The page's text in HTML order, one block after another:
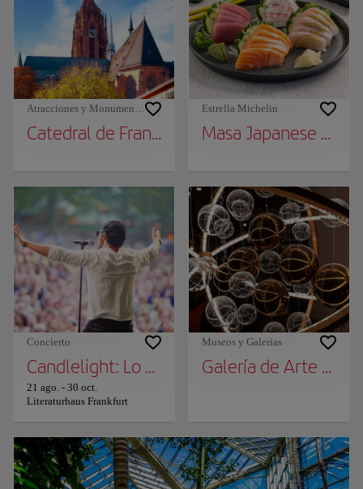
Atracciones y Monumentos
Catedral de Frankfurt
Estrella Michelin
Masa Japanese
Concierto
Candlelight: Lo mejor de los 80s
21 ago. - 30 oct.
Literaturhaus Frankfurt
Museos y Galerías
Galería de Arte